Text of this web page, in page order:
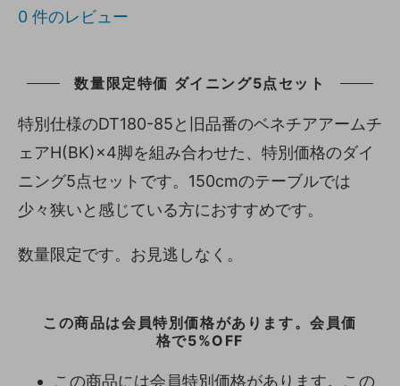
0 件のレビュー
数量限定特価 ダイニング5点セット
特別仕様のDT180-85と旧品番のベネチアアームチ
ェアH(BK)×4脚を組み合わせた、特別価格のダイ
ニング5点セットです。150cmのテーブルでは
少々狭いと感じている方におすすめです。
数量限定です。お見逃しなく。
この商品は会員特別価格があります。会員価
格で5%OFF
この商品には会員特別価格があります。この